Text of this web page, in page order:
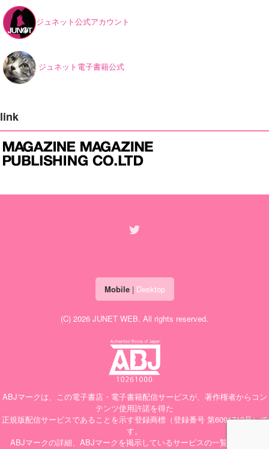
ジュネット公式アカウント
ジュネット電子書籍公式
link
Mobile| Desktop
(C) 2026 JUNET WEB. All rights reserved.
ABJマークは、この電子書店・電子書籍配信サービスが、著作権者からコン
テンツ使用許諾を得た
正規版配信サービスであることを示す登録商標（登録番号 第6091713号）で
す。
ABJマークの詳細、ABJマークを掲示しているサービスの一覧はこちら